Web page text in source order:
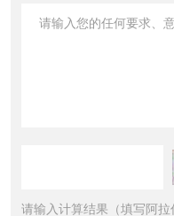
请输入计算结果（填写阿